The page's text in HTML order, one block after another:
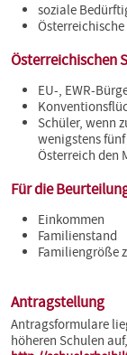
soziale
Österreichischen
EU-, EWR-
Schüler, wenn
wenigstens
Österreich den
Für die
Einkommen
Familienstand
Familiengröße
Antragstellung
Antragsformulare
höheren Schulen